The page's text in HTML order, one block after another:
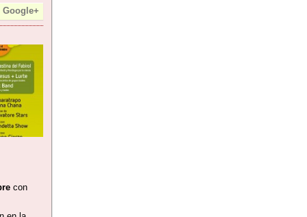
Google+
con